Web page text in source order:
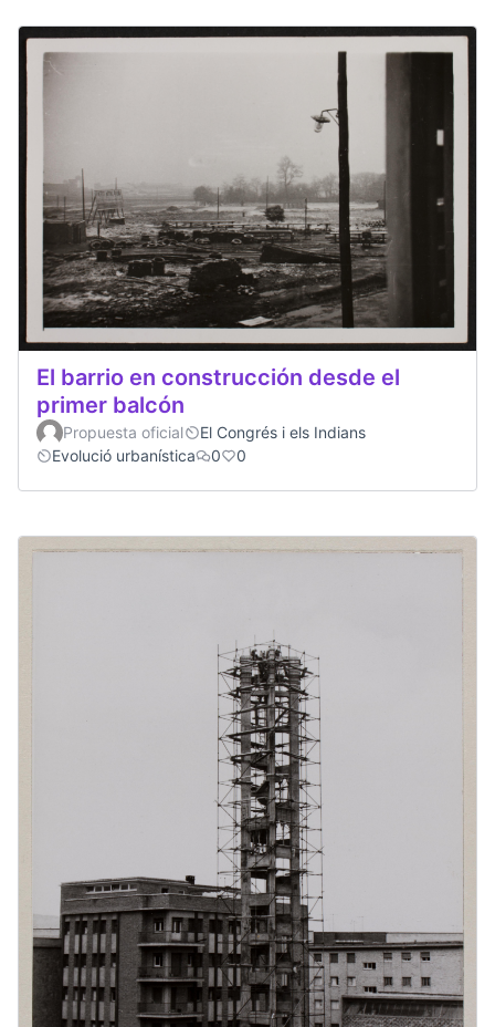
El barrio en construcción desde el
primer balcón
Propuesta oficial
El Congrés i els Indians
Evolució urbanística
0 0